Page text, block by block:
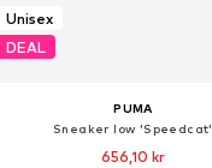
Unisex
DEAL
PUMA
Sneaker low 'Speedcat'
656,10 kr